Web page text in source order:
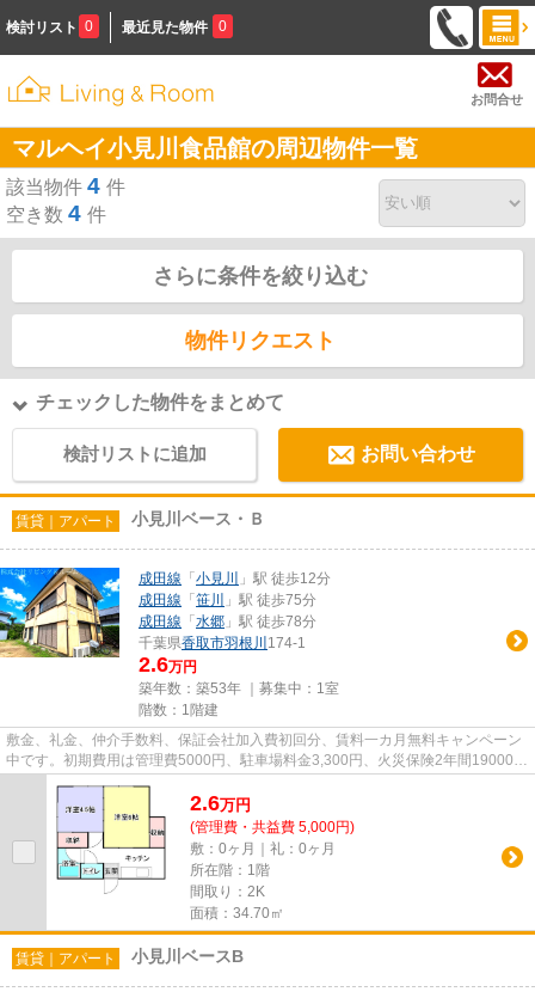
検討リスト 0 最近見た物件 0
お問合せ
マルヘイ小見川食品館の周辺物件一覧
該当物件 4 件
空き数 4 件
さらに条件を絞り込む
物件リクエスト
チェックした物件をまとめて
検討リストに追加 お問い合わせ
賃貸｜アパート 小見川ベース・Ｂ
成田線 「 小見川
」駅 徒歩12分
成田線 「 笹川
」駅 徒歩75分
成田線 「 水郷 」駅 徒歩78分
千葉県香取市羽根川 174-1
2.6万円
築年数：築53年 ｜募集中： 1室
階数：1階建
敷金、礼金、仲介手数料、保証会社加入費初回分、賃料一カ月無料キャンペーン
中です。初期費用は管理費5000円、駐車場料金3,300円、火災保険2年間19000円
2.6万円
(管理費・共益費 5,000円)
敷：0ヶ月｜礼：0ヶ月
所在階：1階
間取り：2K
面積：34.70㎡
賃貸｜アパート 小見川ベースB